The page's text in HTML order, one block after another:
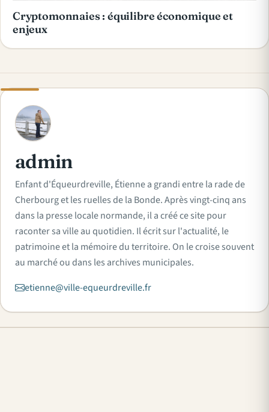
Cryptomonnaies : équilibre économique et
enjeux
A
admin
Enfant d'Équeurdreville, Étienne a grandi entre la rade de
Cherbourg et les ruelles de la Bonde. Après vingt-cinq ans
dans la presse locale normande, il a créé ce site pour
raconter sa ville au quotidien. Il écrit sur l'actualité, le
patrimoine et la mémoire du territoire. On le croise souvent
au marché ou dans les archives municipales.
etienne@ville-equeurdreville.fr